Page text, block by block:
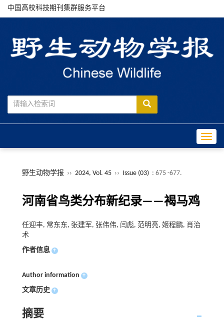
中国高校科技期刊集群服务平台
野生动物学报 ›› 2024, Vol. 45 ›› Issue (03) : 675 -677.
河南省鸟类分布新纪录——褐马鸡
任迎丰, 常东东, 张建军, 张伟伟, 闫彪, 范明亮, 姬程鹏, 肖治
术
作者信息 +
Author information +
文章历史 +
摘要